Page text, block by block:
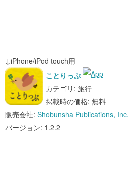
↓iPhone/iPod touch用
ことりっぷ
カテゴリ: 旅行
掲載時の価格: 無料
販売会社: Shobunsha Publications, Inc.
バージョン: 1.2.2